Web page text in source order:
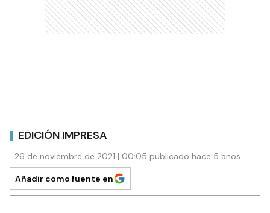
EDICIÓN IMPRESA
26 de noviembre de 2021 | 00:05 publicado hace 5 años
Añadir como fuente en